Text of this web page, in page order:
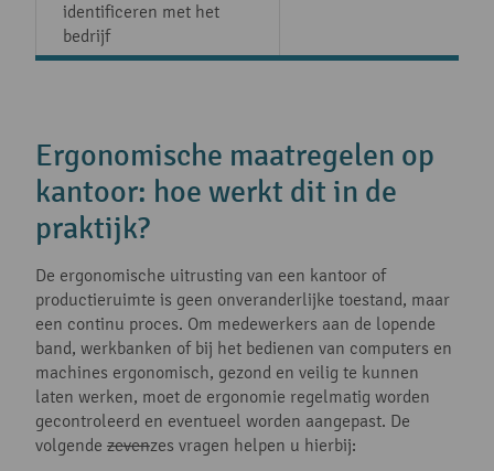
identificeren met het
bedrijf
Ergonomische maatregelen op
kantoor: hoe werkt dit in de
praktijk?
De ergonomische uitrusting van een kantoor of
productieruimte is geen onveranderlijke toestand, maar
een continu proces. Om medewerkers aan de lopende
band, werkbanken of bij het bedienen van computers en
machines ergonomisch, gezond en veilig te kunnen
laten werken, moet de ergonomie regelmatig worden
gecontroleerd en eventueel worden aangepast. De
volgende zevenzes vragen helpen u hierbij: